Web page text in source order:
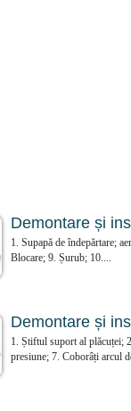
Demontare și
1. Supapă de îndepărtare;
Blocare; 9. Șurub; 10....
Demontare și
1. Știftul suport al plăcuței;
presiune; 7. Coborâți arcul